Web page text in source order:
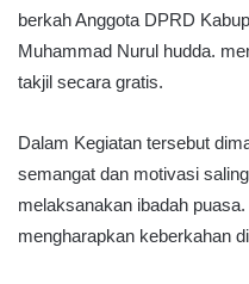
berkah Anggota DPRD
Muhammad Nurul hudda.
takjil secara gratis.
Dalam Kegiatan tersebut
semangat dan motivasi
melaksanakan ibadah
mengharapkan keberkahan